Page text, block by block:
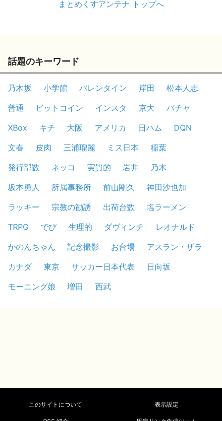
まとめくすアンテナ トップへ
話題のキーワード
乃木坂 小学館 バレンタイン 岸田
松本人志
普通
ビットコイン インスタ 京大
バチャ
XBox
キチ 大阪 アメリカ 日ハム
DQN
文春
皮肉 三浦瑠麗 ミス日本
稲葉
発行部数
ネッコ 実質的 岩井
乃木
坂本勇人
所属事務所 前山剛久
神田沙也加
ラッキー
宗教の勧誘 出荷台数
塩ラーメン
TRPG
でび 生理的 ダヴィンチ
レオナルド
かのんちゃん
記念撮影 お台場
アスラン・ザラ
カナダ
東京 サッカー日本代表
日向坂
モーニング娘
増田 西武
このサイトについて 表示設定